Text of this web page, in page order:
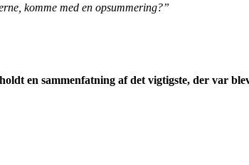
komme med en opsummering?”
en sammenfatning af det vigtigste, der var